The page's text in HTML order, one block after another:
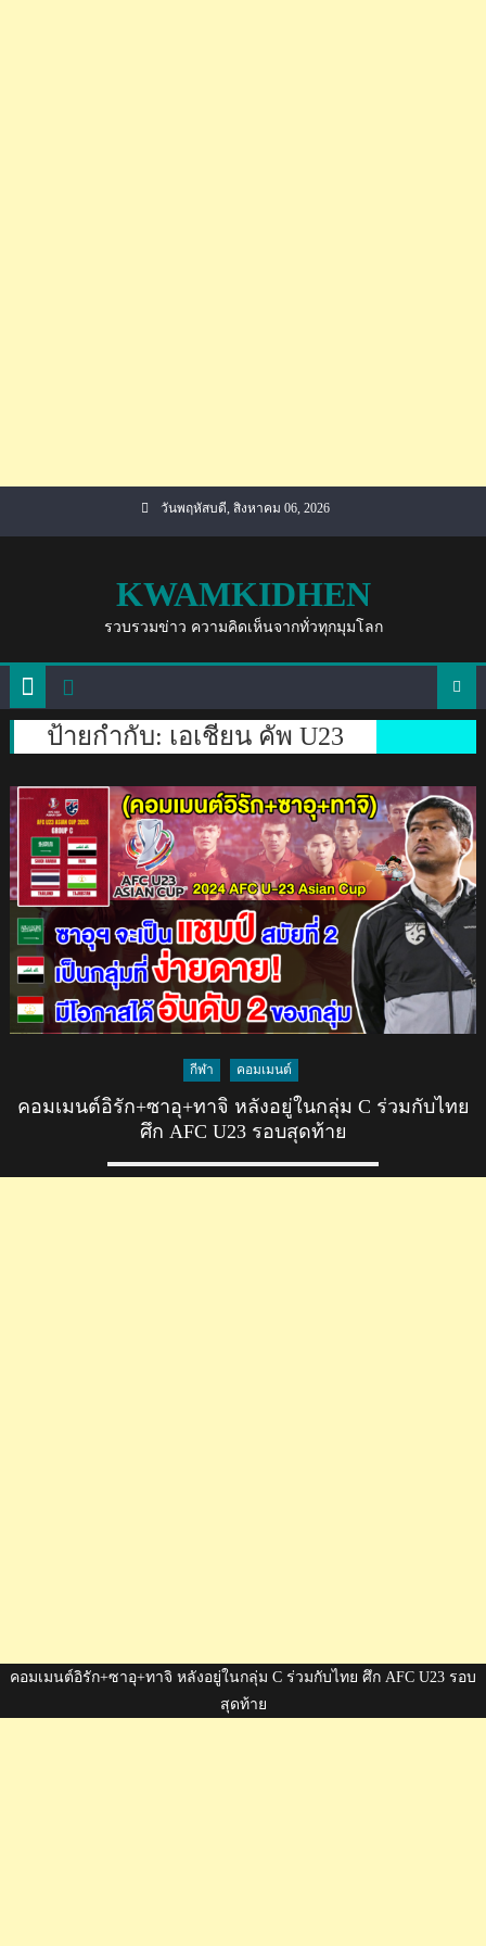
วันพฤหัสบดี, สิงหาคม 06, 2026
KWAMKIDHEN
รวบรวมข่าว ความคิดเห็นจากทั่วทุกมุมโลก
ป้ายกำกับ: เอเชียน คัพ U23
กีฬา คอมเมนต์
คอมเมนต์อิรัก+ซาอุ+ทาจิ หลังอยู่ในกลุ่ม C ร่วมกับไทย
ศึก AFC U23 รอบสุดท้าย
คอมเมนต์อิรัก+ซาอุ+ทาจิ หลังอยู่ในกลุ่ม C ร่วมกับไทย ศึก AFC U23 รอบ
สุดท้าย